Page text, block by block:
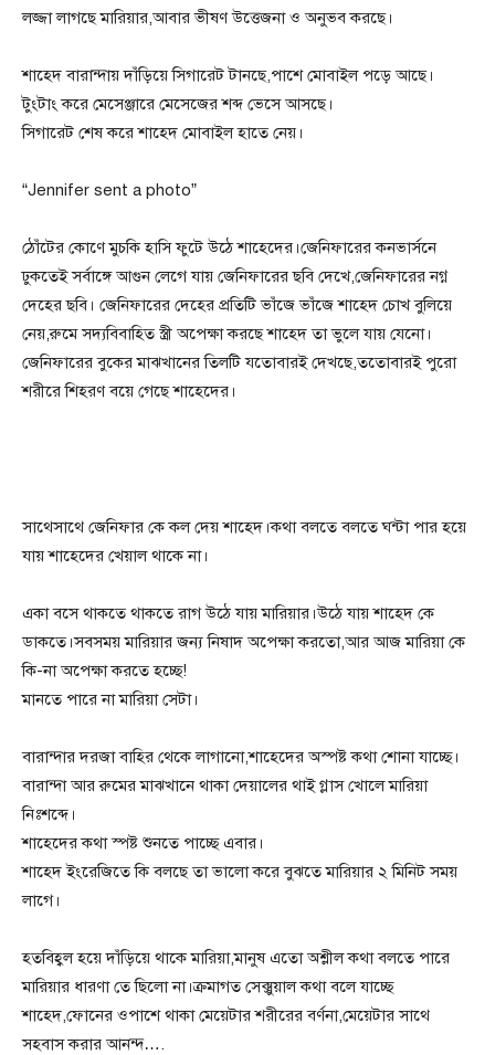
লজ্জা লাগছে মারিয়ার,আবার ভীষণ উত্তেজনা ও অনুভব করছে।
শাহেদ বারান্দায় দাঁড়িয়ে সিগারেট টানছে,পাশে মোবাইল পড়ে আছে।
টুংটাং করে মেসেঞ্জারে মেসেজের শব্দ ভেসে আসছে।
সিগারেট শেষ করে শাহেদ মোবাইল হাতে নেয়।
“Jennifer sent a photo”
ঠোঁটের কোণে মুচকি হাসি ফুটে উঠে শাহেদের।জেনিফারের কনভার্সনে
ঢুকতেই সর্বাঙ্গে আগুন লেগে যায় জেনিফারের ছবি দেখে,জেনিফারের নগ্ন
দেহের ছবি। জেনিফারের দেহের প্রতিটি ভাঁজে ভাঁজে শাহেদ চোখ বুলিয়ে
নেয়,রুমে সদ্যবিবাহিত স্ত্রী অপেক্ষা করছে শাহেদ তা ভুলে যায় যেনো।
জেনিফারের বুকের মাঝখানের তিলটি যতোবারই দেখছে,ততোবারই পুরো
শরীরে শিহরণ বয়ে গেছে শাহেদের।
সাথেসাথে জেনিফার কে কল দেয় শাহেদ।কথা বলতে বলতে ঘন্টা পার হয়ে
যায় শাহেদের খেয়াল থাকে না।
একা বসে থাকতে থাকতে রাগ উঠে যায় মারিয়ার।উঠে যায় শাহেদ কে
ডাকতে।সবসময় মারিয়ার জন্য নিষাদ অপেক্ষা করতো,আর আজ মারিয়া কে
কি-না অপেক্ষা করতে হচ্ছে!
মানতে পারে না মারিয়া সেটা।
বারান্দার দরজা বাহির থেকে লাগানো,শাহেদের অস্পষ্ট কথা শোনা যাচ্ছে।
বারান্দা আর রুমের মাঝখানে থাকা দেয়ালের থাই গ্লাস খোলে মারিয়া
নিঃশব্দে।
শাহেদের কথা স্পষ্ট শুনতে পাচ্ছে এবার।
শাহেদ ইংরেজিতে কি বলছে তা ভালো করে বুঝতে মারিয়ার ২ মিনিট সময়
লাগে।
হতবিহ্বল হয়ে দাঁড়িয়ে থাকে মারিয়া,মানুষ এতো অশ্লীল কথা বলতে পারে
মারিয়ার ধারণা তে ছিলো না।ক্রমাগত সেক্সুয়াল কথা বলে যাচ্ছে
শাহেদ,ফোনের ওপাশে থাকা মেয়েটার শরীরের বর্ণনা,মেয়েটার সাথে
সহবাস করার আনন্দ….